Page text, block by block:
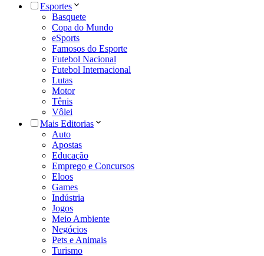
Esportes
Basquete
Copa do Mundo
eSports
Famosos do Esporte
Futebol Nacional
Futebol Internacional
Lutas
Motor
Tênis
Vôlei
Mais Editorias
Auto
Apostas
Educação
Emprego e Concursos
Eloos
Games
Indústria
Jogos
Meio Ambiente
Negócios
Pets e Animais
Turismo